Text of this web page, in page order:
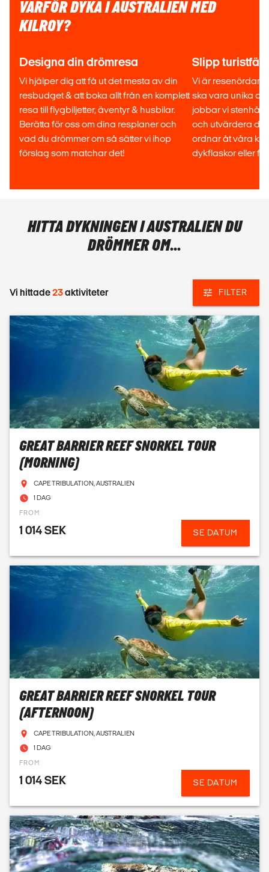
VARFÖR DYKA I AUSTRALIEN MED
KILROY?
Designa din drömresa
Vi hjälper dig att få ut det mesta av din
resbudget & att boka allt från en komplett
resa till flygbiljetter, äventyr & husbilar.
Berätta för oss om dina resplaner och
vad du drömmer om så sätter vi ihop
förslag som matchar det!
Slipp
Vi är resenördar
ska vara unika
jobbar vi stenhårt
och utvärdera de
ordnar åt våra
dykflaskor eller
HITTA DYKNINGEN I AUSTRALIEN DU
DRÖMMER OM...
Vi hittade23aktiviteter FILTER
GREAT BARRIER REEF SNORKEL TOUR
(MORNING)
CAPE TRIBULATION, AUSTRALIEN
1 DAG
FROM
1 014 SEK SE DATUM
GREAT BARRIER REEF SNORKEL TOUR
(AFTERNOON)
CAPE TRIBULATION, AUSTRALIEN
1 DAG
FROM
1 014 SEK SE DATUM